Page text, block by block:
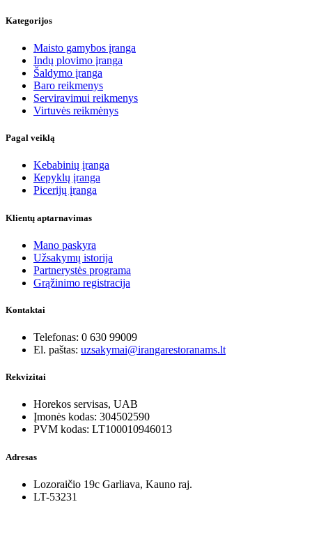
Kategorijos
Maisto gamybos įranga
Indų plovimo įranga
Šaldymo įranga
Baro reikmenys
Serviravimui reikmenys
Virtuvės reikmėnys
Pagal veiklą
Kebabinių įranga
Кеpyklų įranga
Picerijų įranga
Klientų aptarnavimas
Mano paskyra
Užsakymų istorija
Partnerystės programa
Grąžinimo registracija
Kontaktai
Telefonas: 0 630 99009
El. paštas: uzsakymai@irangarestoranams.lt
Rekvizitai
Horekos servisas, UAB
Įmonės kodas: 304502590
PVM kodas: LT100010946013
Adresas
Lozoraičio 19c Garliava, Kauno raj.
LT-53231